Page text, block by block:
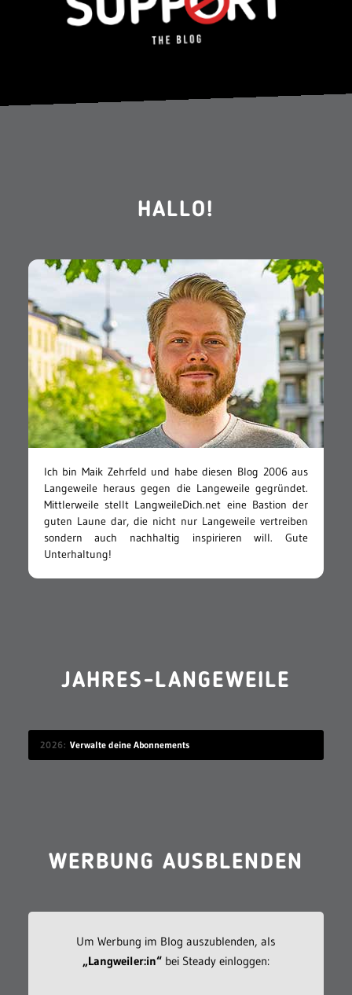
HALLO!
Ich bin Maik Zehrfeld und habe diesen Blog 2006 aus
Langeweile heraus gegen die Langeweile gegründet.
Mittlerweile stellt LangweileDich.net eine Bastion der
guten Laune dar, die nicht nur Langeweile vertreiben
sondern auch nachhaltig inspirieren will. Gute
Unterhaltung!
JAHRES-LANGEWEILE
2026 Verwalte deine Abonnements
WERBUNG AUSBLENDEN
Um Werbung im Blog auszublenden, als
„Langweiler:in“bei Steady einloggen: